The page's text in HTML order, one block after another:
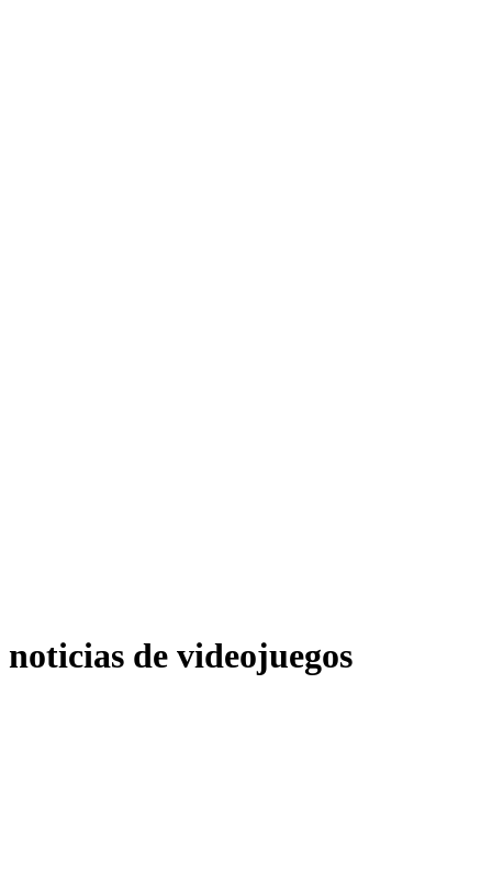
noticias de videojuegos